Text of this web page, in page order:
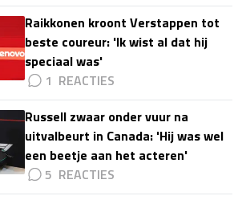
Raikkonen kroont Verstappen tot
beste coureur: 'Ik wist al dat hij
speciaal was'
1
Russell zwaar onder vuur na
uitvalbeurt in Canada: 'Hij was wel
een beetje aan het acteren'
5